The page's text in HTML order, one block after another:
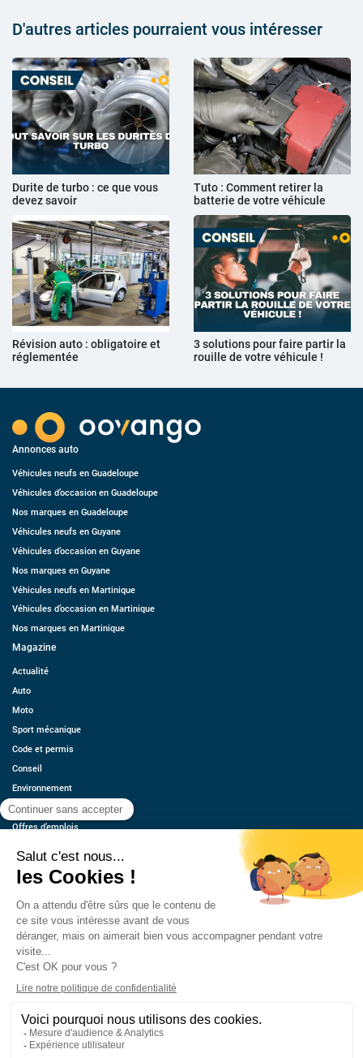
D'autres articles pourraient vous intéresser
Durite de turbo : ce que vous
devez savoir
Tuto : Comment retirer la
batterie de votre véhicule
Révision auto : obligatoire et
réglementée
3 solutions pour faire partir la
rouille de votre véhicule !
Annonces auto
Véhicules neufs en Guadeloupe
Véhicules d’occasion en Guadeloupe
Nos marques en Guadeloupe
Véhicules neufs en Guyane
Véhicules d’occasion en Guyane
Nos marques en Guyane
Véhicules neufs en Martinique
Véhicules d’occasion en Martinique
Nos marques en Martinique
Magazine
Actualité
Auto
Moto
Sport mécanique
Code et permis
Conseil
Environnement
Économie
Offres d’emplois
Contact
Estimez votre voiture
Mentions légales
CGU